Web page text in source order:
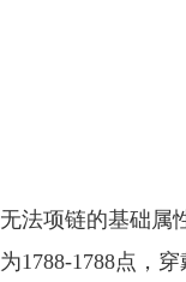
无法项链的基础属
为1788-1788点，